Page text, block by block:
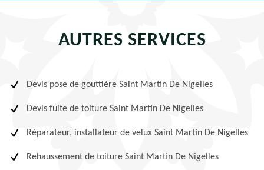
AUTRES SERVICES
Devis pose de gouttière Saint Martin De Nigelles
Devis fuite de toiture Saint Martin De Nigelles
Réparateur, installateur de velux Saint Martin De Nigelles
Rehaussement de toiture Saint Martin De Nigelles